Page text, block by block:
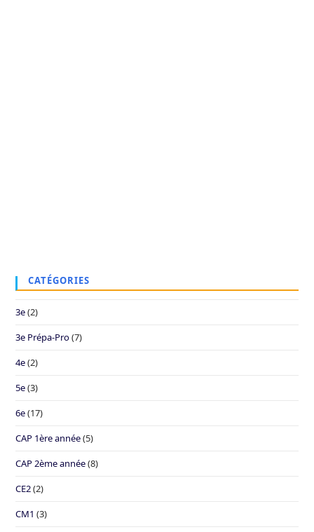
CATÉGORIES
3e(2)
3e Prépa-Pro(7)
4e(2)
5e(3)
6e(17)
CAP 1ère année(5)
CAP 2ème année(8)
CE2(2)
CM1 (3)